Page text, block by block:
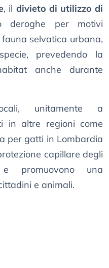
, il divieto di utilizzo di
deroghe per motivi
selvatica urbana,
prevedendo la
anche durante
unitamente a
in altre regioni come
per gatti in Lombardia
capillare degli
promuovono una
e animali.